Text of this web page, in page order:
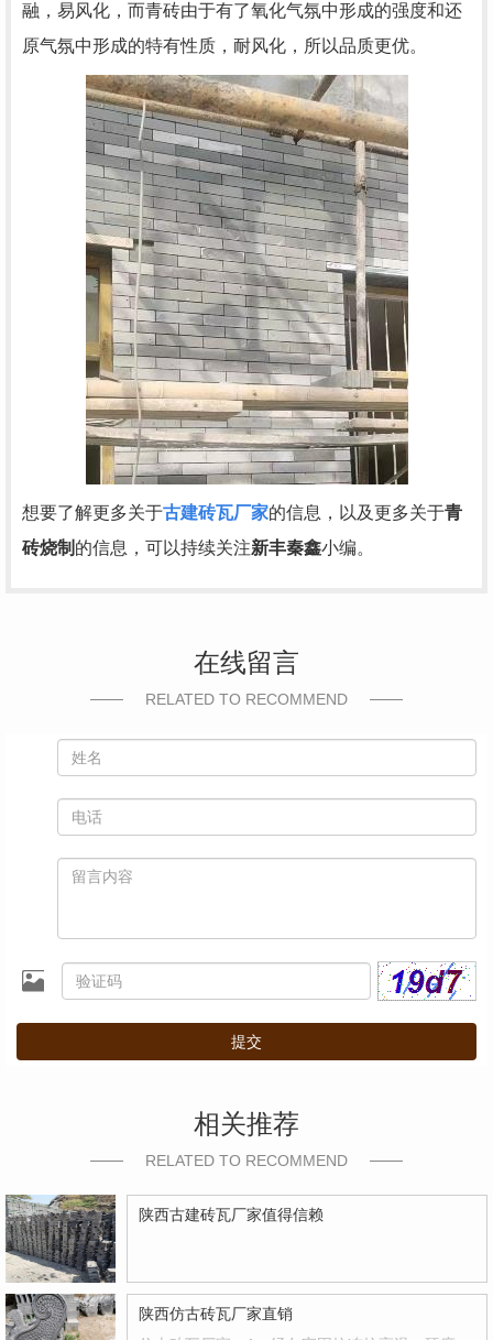
融，易风化，而青砖由于有了氧化气氛中形成的强度和还
原气氛中形成的特有性质，耐风化，所以品质更优。
想要了解更多关于古建砖瓦厂家的信息，以及更多关于青
砖烧制 的信息，可以持续关注新丰秦鑫小编。
在线留言
RELATED TO RECOMMEND
提交
相关推荐
RELATED TO RECOMMEND
陕西古建砖瓦厂家值得信赖
陕西仿古砖瓦厂家直销